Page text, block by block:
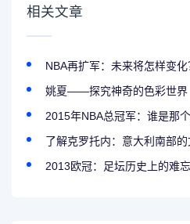
相关文章
NBA再扩军：未来将怎样变化
姚夏——探究神奇的色彩世界
2015年NBA总冠军：谁是那
了解克罗托内：意大利南部
2013欧冠：足坛历史上的难